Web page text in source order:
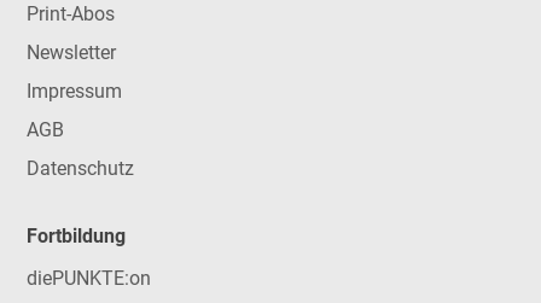
Print-Abos
Newsletter
Impressum
AGB
Datenschutz
Fortbildung
diePUNKTE:on